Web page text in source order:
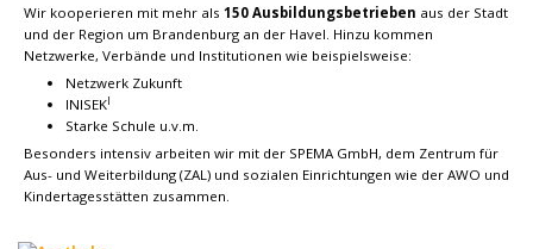
Wir kooperieren mit mehr als 150 Ausbildungsbetrieben aus der Stadt
und der Region um Brandenburg an der Havel. Hinzu kommen
Netzwerke, Verbände und Institutionen wie beispielsweise:
Netzwerk Zukunft
INISEKI
Starke Schule u.v.m.
Besonders intensiv arbeiten wir mit der SPEMA GmbH, dem Zentrum für
Aus- und Weiterbildung (ZAL) und sozialen Einrichtungen wie der AWO und
Kindertagesstätten zusammen.